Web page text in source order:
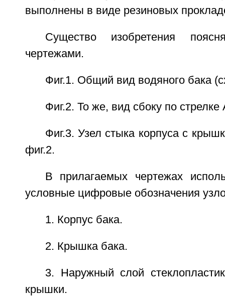
выполнены в виде резиновых
Существо изобретения
чертежами.
Фиг.1. Общий вид водяного бака
Фиг.2. То же, вид сбоку по стрелке
Фиг.3. Узел стыка корпуса с
фиг.2.
В прилагаемых чертежах
условные цифровые обозначения
1. Корпус бака.
2. Крышка бака.
3. Наружный слой
крышки.